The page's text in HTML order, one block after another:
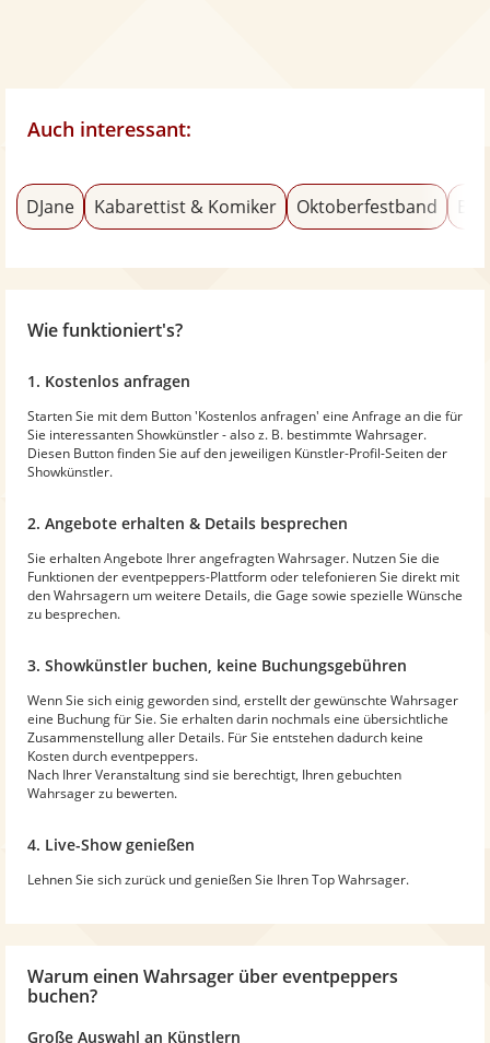
Auch interessant:
DJane Kabarettist & Komiker Oktoberfestband
Wie funktioniert's?
1. Kostenlos anfragen
Starten Sie mit dem Button 'Kostenlos anfragen' eine Anfrage an die für
Sie interessanten Showkünstler - also z. B. bestimmte Wahrsager.
Diesen Button finden Sie auf den jeweiligen Künstler-Profil-Seiten der
Showkünstler.
2. Angebote erhalten & Details besprechen
Sie erhalten Angebote Ihrer angefragten Wahrsager. Nutzen Sie die
Funktionen der eventpeppers-Plattform oder telefonieren Sie direkt mit
den Wahrsagern um weitere Details, die Gage sowie spezielle Wünsche
zu besprechen.
3. Showkünstler buchen, keine Buchungsgebühren
Wenn Sie sich einig geworden sind, erstellt der gewünschte Wahrsager
eine Buchung für Sie. Sie erhalten darin nochmals eine übersichtliche
Zusammenstellung aller Details. Für Sie entstehen dadurch keine
Kosten durch eventpeppers.
Nach Ihrer Veranstaltung sind sie berechtigt, Ihren gebuchten
Wahrsager zu bewerten.
4. Live-Show genießen
Lehnen Sie sich zurück und genießen Sie Ihren Top Wahrsager.
Warum einen Wahrsager über eventpeppers
buchen?
Große Auswahl an Künstlern